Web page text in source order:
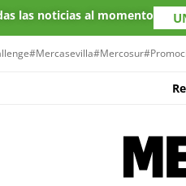
las noticias al momento
#Mercasevilla#Mercosur